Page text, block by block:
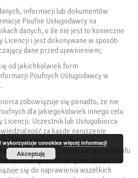
informacji lub dokumentów
Poufne Usługodawcy na
danych, o ile nie jest to konieczne
Licencji i jest dokonywane w sposób
dane przed ujawnieniem;
od jakichkolwiek form
Poufnych Usługodawcy w
zobowiązuje się ponadto, że nie
dla jakiegokolwiek innego celu
Licencji. Uczestnik lub Usługobiorca
za każde naruszenie
niniejszego paragrafu przez
w ust. 2 c) niniejszego paragrafu
tych zobowiązań. Uczestnik
się do naprawienia wszelkich
wykorzystuje coookieswięcej informacji
Akceptuję